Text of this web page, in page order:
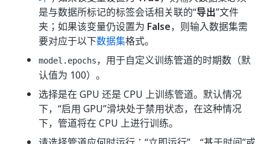
是与数据所标记的标签会话相关联的“导出”文件
夹；如果该变量仍设置为 False，则输入数据集需
要对应于以下数据集格式。
model.epochs，用于自定义训练管道的时期数（默
认值为 100）。
选择是在 GPU 还是 CPU 上训练管道。默认情况
下，“启用 GPU”滑块处于禁用状态，在这种情况
下，管道将在 CPU 上进行训练。